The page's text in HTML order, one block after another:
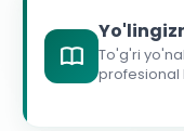
To'g'ri
profesional